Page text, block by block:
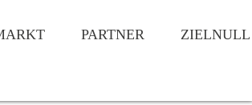
PARTNER ZIELNULL